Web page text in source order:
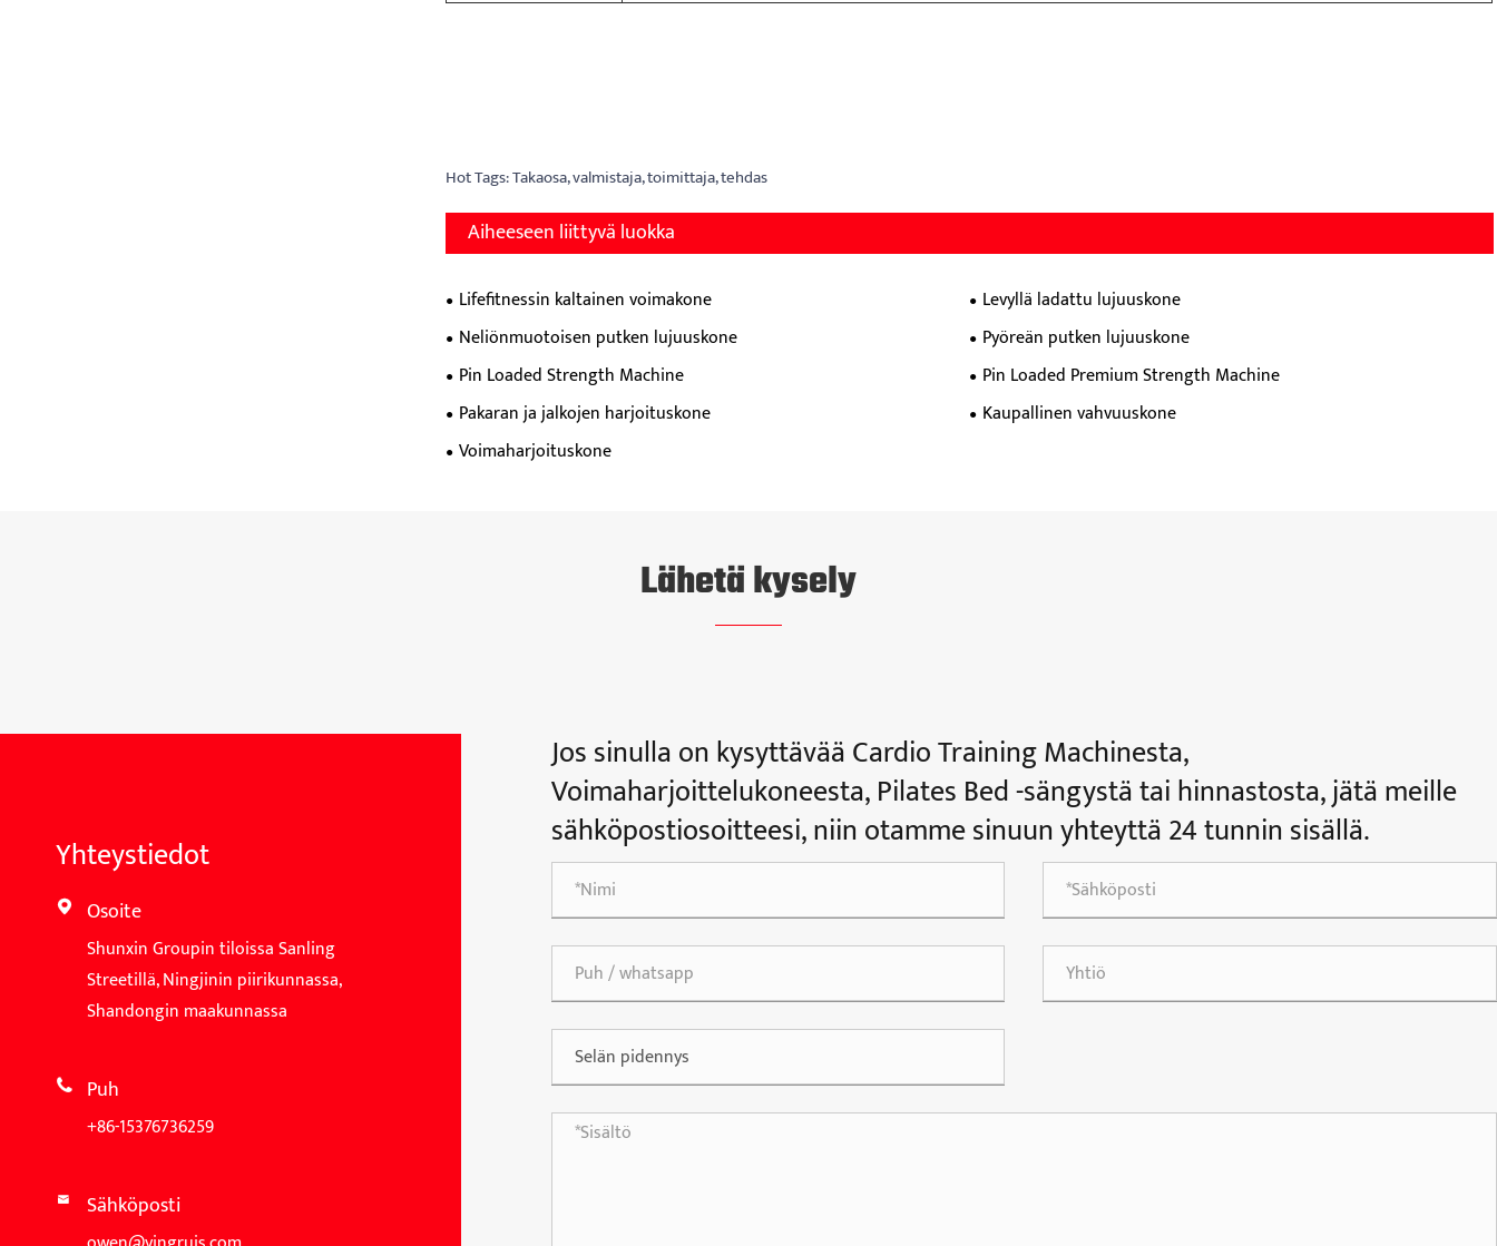
Hot Tags: Takaosa, valmistaja, toimittaja, tehdas
Aiheeseen liittyvä luokka
Lifefitnessin kaltainen voimakone
Levyllä ladattu lujuuskone
Neliönmuotoisen putken lujuuskone
Pyöreän putken lujuuskone
Pin Loaded Strength Machine
Pin Loaded Premium Strength Machine
Pakaran ja jalkojen harjoituskone
Kaupallinen vahvuuskone
Voimaharjoituskone
Lähetä kysely
Yhteystiedot
 Osoite
Shunxin Groupin tiloissa Sanling
Streetillä, Ningjinin piirikunnassa,
Shandongin maakunnassa
 Puh
+86-15376736259
 Sähköposti
Jos sinulla on kysyttävää Cardio Training Machinesta,
Voimaharjoittelukoneesta, Pilates Bed -sängystä tai hinnastosta, jätä meille
sähköpostiosoitteesi, niin otamme sinuun yhteyttä 24 tunnin sisällä.